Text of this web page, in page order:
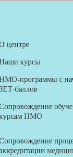
центре
курсы
программы с
баллов
НМО